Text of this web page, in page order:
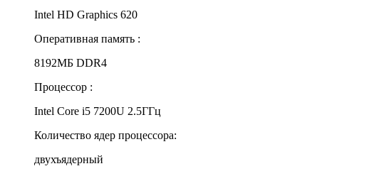
Intel HD Graphics 620
Оперативная память :
8192МБ DDR4
Процессор :
Intel Core i5 7200U 2.5ГГц
Количество ядер процессора:
двухъядерный